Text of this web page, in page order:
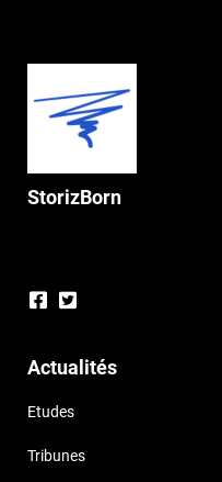
StorizBorn
Actualités
Etudes
Tribunes